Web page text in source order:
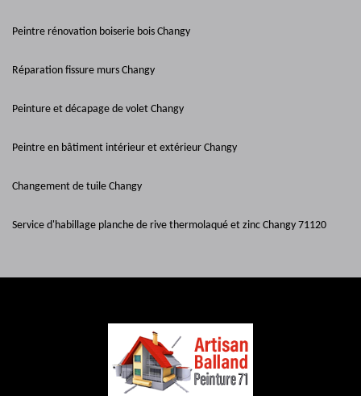
Peintre rénovation boiserie bois Changy
Réparation fissure murs Changy
Peinture et décapage de volet Changy
Peintre en bâtiment intérieur et extérieur Changy
Changement de tuile Changy
Service d'habillage planche de rive thermolaqué et zinc Changy 71120